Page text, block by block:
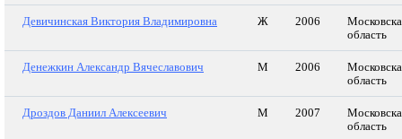
Девичинская Виктория Владимировна Ж 2006
область
Денежкин Александр Вячеславович М 2006
область
Дроздов Даниил Алексеевич М 2007
область